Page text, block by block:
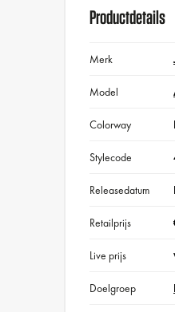
Productdetails
Merk
Model
Colorway
Stylecode
Releasedatum
Retailprijs
Live prijs
Doelgroep